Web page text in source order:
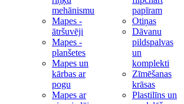
mehānismu
Mapes -
ātršuvēji
Mapes -
planšetes
Mapes un
kārbas ar
pogu
Mapes ar
papīram
Otiņas
Dāvanu
pildspalvas
un
komplekti
Zīmēšanas
krāsas
Plastilīns un